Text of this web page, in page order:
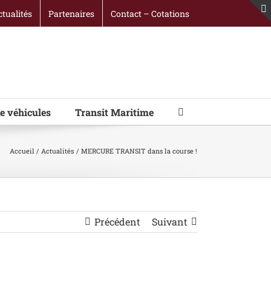
Partenaires Contact – Cotations
véhicules Transit Maritime
Accueil Actualités MERCURE TRANSIT dans la course !
Précédent Suivant